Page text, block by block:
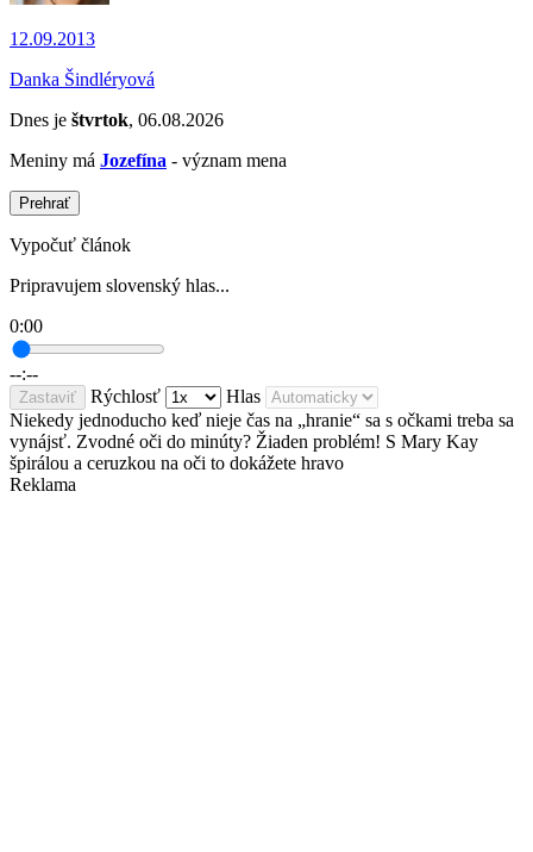
12.09.2013
Danka Šindléryová
Dnes je štvrtok, 06.08.2026
Meniny má Jozefína - význam mena
Prehrať
Vypočuť článok
Pripravujem slovenský hlas...
0:00
--:--
Zastaviť Rýchlosť
Hlas
Niekedy jednoducho keď nieje čas na „hranie“ sa s očkami treba sa
vynájsť. Zvodné oči do minúty? Žiaden problém! S Mary Kay
špirálou a ceruzkou na oči to dokážete hravo
Reklama